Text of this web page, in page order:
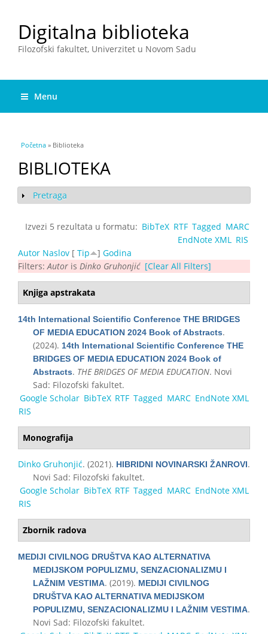
Digitalna biblioteka
Filozofski fakultet, Univerzitet u Novom Sadu
Menu
You are here
Početna » Biblioteka
BIBLIOTEKA
Show
Pretraga
Izvezi 5 rezultata u formatu: BibTeX RTF Tagged MARC
EndNote XML
RIS
Autor Naslov [ Tip ] Godina
Filters: Autor is Dinko Gruhonjić [Clear All Filters]
Knjiga apstrakata
14th International Scientific Conference THE BRIDGES
OF MEDIA EDUCATION 2024 Book of Abstracts.
(2024). 14th International Scientific Conference THE
BRIDGES OF MEDIA EDUCATION 2024 Book of
Abstracts. THE BRIDGES OF MEDIA EDUCATION. Novi
Sad: Filozofski fakultet.
Google Scholar BibTeX RTF Tagged MARC EndNote XML
RIS
Monografija
Dinko Gruhonjić. (2021). HIBRIDNI NOVINARSKI ŽANROVI.
Novi Sad: Filozofski fakultet.
Google Scholar BibTeX RTF Tagged MARC EndNote XML
RIS
Zbornik radova
MEDIJI CIVILNOG DRUŠTVA KAO ALTERNATIVA
MEDIJSKOM POPULIZMU, SENZACIONALIZMU I
LAŽNIM VESTIMA. (2019). MEDIJI CIVILNOG
DRUŠTVA KAO ALTERNATIVA MEDIJSKOM
POPULIZMU, SENZACIONALIZMU I LAŽNIM VESTIMA.
Novi Sad: Filozofski fakultet.